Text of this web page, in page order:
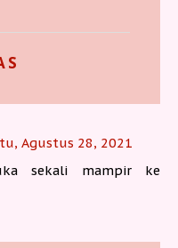
Agustus 28, 2021
sekali mampir ke